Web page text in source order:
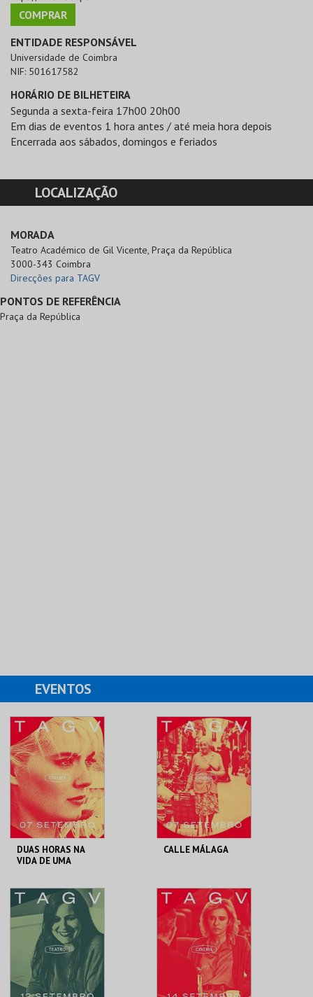
COMPRAR
ENTIDADE RESPONSÁVEL
Universidade de Coimbra
NIF: 501617582
HORÁRIO DE BILHETEIRA
Segunda a sexta-feira 17h00 20h00
Em dias de eventos 1 hora antes / até meia hora depois
Encerrada aos sábados, domingos e feriados
LOCALIZAÇÃO
MORADA
Teatro Académico de Gil Vicente, Praça da República
3000-343 Coimbra
Direcções para TAGV
PONTOS DE REFERÊNCIA
Praça da República
EVENTOS
DUAS HORAS NA
VIDA DE UMA
TAGV
MAIS INFO
COMPRAR
CALLE MÁLAGA
TAGV
MAIS INFO
COMPRAR